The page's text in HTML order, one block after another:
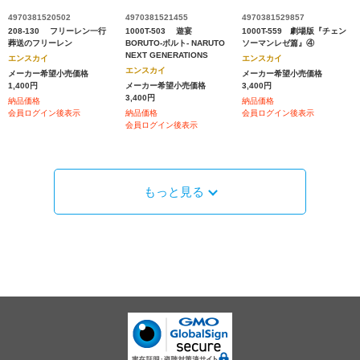
4970381520502
208-130 フリーレン一行
葬送のフリーレン
エンスカイ
メーカー希望小売価格
1,400円
納品価格
会員ログイン後表示
4970381521455
1000T-503 遊宴
BORUTO-ボルト- NARUTO
NEXT GENERATIONS
エンスカイ
メーカー希望小売価格
3,400円
納品価格
会員ログイン後表示
4970381529857
1000T-559 劇場版『チェン
ソーマンレゼ篇』④
エンスカイ
メーカー希望小売価格
3,400円
納品価格
会員ログイン後表示
もっと見る